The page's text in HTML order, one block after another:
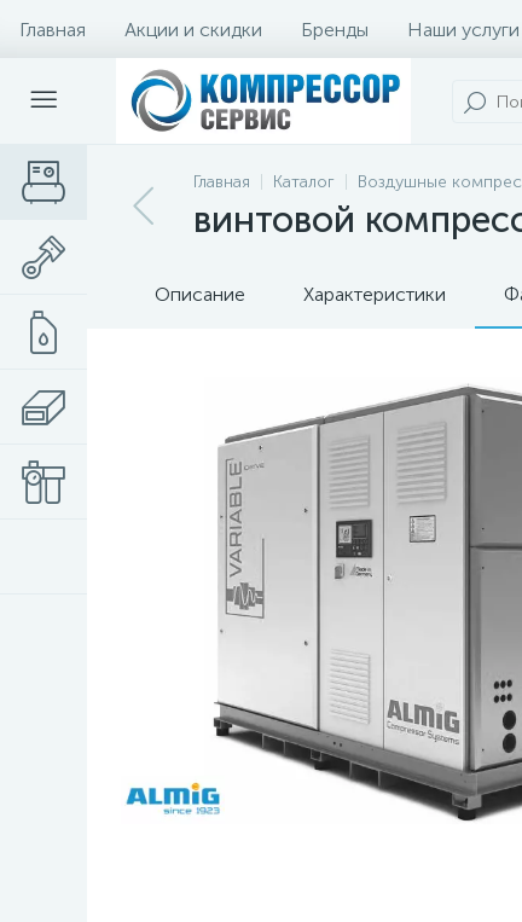
Главная Акции и скидки Бренды Наши услуги
Главная Каталог Воздушные
винтовой
Описание Характеристики